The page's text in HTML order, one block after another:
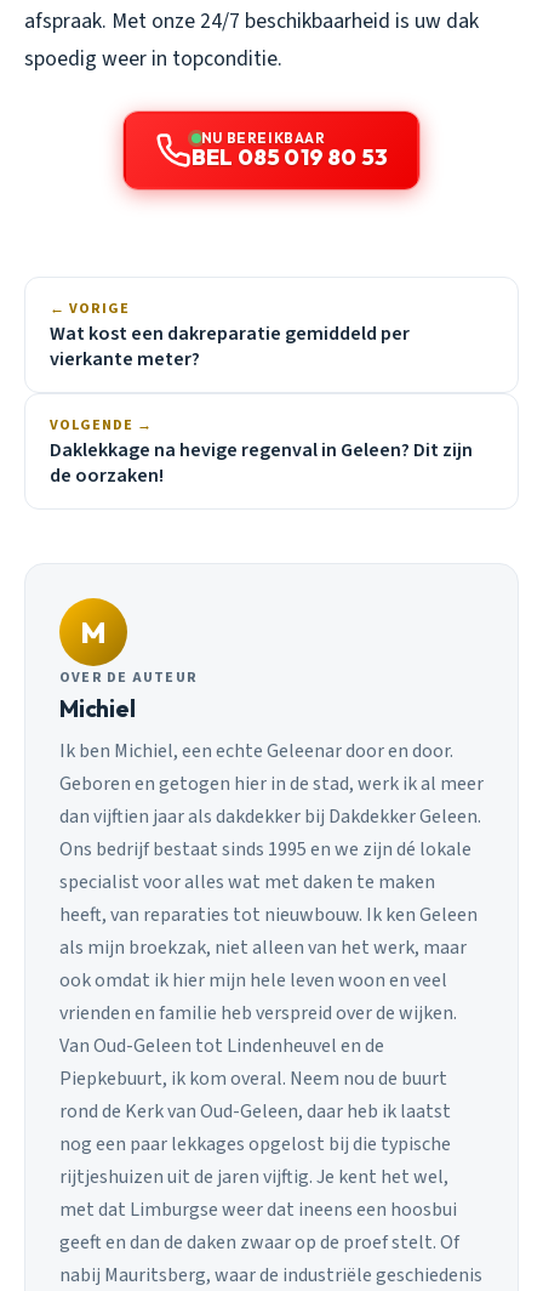
afspraak. Met onze 24/7 beschikbaarheid is uw dak
spoedig weer in topconditie.
NU BEREIKBAAR
BEL 085 019 80 53
← VORIGE
Wat kost een dakreparatie gemiddeld per
vierkante meter?
VOLGENDE →
Daklekkage na hevige regenval in Geleen? Dit zijn
de oorzaken!
M
OVER DE AUTEUR
Michiel
Ik ben Michiel, een echte Geleenar door en door.
Geboren en getogen hier in de stad, werk ik al meer
dan vijftien jaar als dakdekker bij Dakdekker Geleen.
Ons bedrijf bestaat sinds 1995 en we zijn dé lokale
specialist voor alles wat met daken te maken
heeft, van reparaties tot nieuwbouw. Ik ken Geleen
als mijn broekzak, niet alleen van het werk, maar
ook omdat ik hier mijn hele leven woon en veel
vrienden en familie heb verspreid over de wijken.
Van Oud-Geleen tot Lindenheuvel en de
Piepkebuurt, ik kom overal. Neem nou de buurt
rond de Kerk van Oud-Geleen, daar heb ik laatst
nog een paar lekkages opgelost bij die typische
rijtjeshuizen uit de jaren vijftig. Je kent het wel,
met dat Limburgse weer dat ineens een hoosbui
geeft en dan de daken zwaar op de proef stelt. Of
nabij Mauritsberg, waar de industriële geschiedenis